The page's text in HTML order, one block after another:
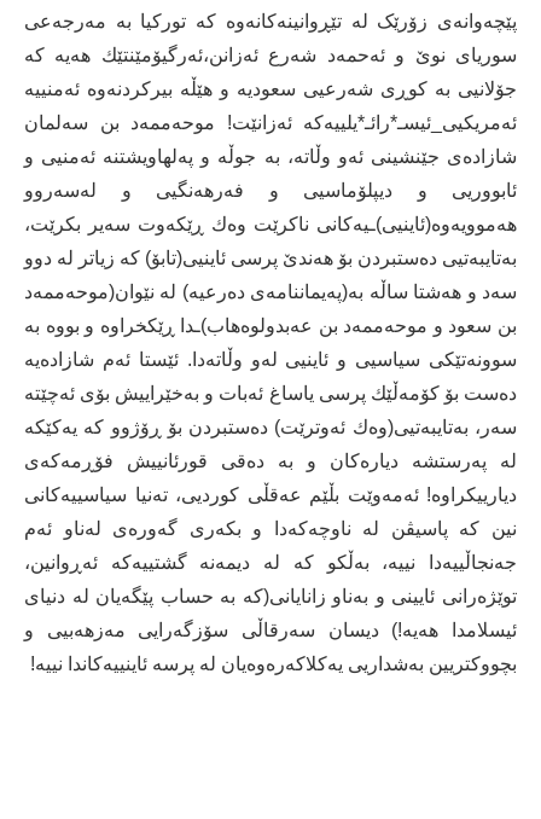
پێچەوانەی زۆرێک لە تێڕوانینەکانەوە کە تورکیا بە مەرجەعی
سوریای نوێ و ئەحمەد شەرع ئەزانن،ئەرگیۆمێنتێك هەیە کە
جۆلانیی بە کوڕی شەرعیی سعودیە و هێڵە بیرکردنەوە ئەمنییە
ئەمریکیی_ئیسـ*رائـ*یلییەکە ئەزانێت! موحەممەد بن سەلمان
شازادەی جێنشینی ئەو وڵاتە، بە جوڵە و پەلهاویشتنە ئەمنیی و
ئابووریی و دیپلۆماسیی و فەرهەنگیی و لەسەروو
هەموویەوە(ئاینیی)ـیەکانی ناکرێت وەك ڕێکەوت سەیر بکرێت،
بەتایبەتیی دەستبردن بۆ هەندێ پرسی ئاینیی(تابۆ) کە زیاتر لە دوو
سەد و هەشتا ساڵە بە(پەیماننامەی دەرعیە) لە نێوان(موحەممەد
بن سعود و موحەممەد بن عەبدولوەهاب)ـدا ڕێکخراوە و بووە بە
سوونەتێکی سیاسیی و ئاینیی لەو وڵاتەدا. ئێستا ئەم شازادەیە
دەست بۆ کۆمەڵێك پرسی یاساغ ئەبات و بەخێراییش بۆی ئەچێتە
سەر، بەتایبەتیی(وەك ئەوترێت) دەستبردن بۆ ڕۆژوو کە یەکێکە
لە پەرستشە دیارەکان و بە دەقی قورئانییش فۆڕمەکەی
دیارییکراوە! ئەمەوێت بڵێم عەقڵی کوردیی، تەنیا سیاسییەکانی
نین کە پاسیڤن لە ناوچەکەدا و بکەری گەورەی لەناو ئەم
جەنجاڵییەدا نییە، بەڵکو کە لە دیمەنە گشتییەکە ئەڕوانین،
توێژەرانی ئایینی و بەناو زانایانی(کە بە حساب پێگەیان لە دنیای
ئیسلامدا هەیە!) دیسان سەرقاڵی سۆزگەرایی مەزهەبیی و
بچووکتریین بەشداریی یەکلاکەرەوەیان لە پرسە ئاینییەکاندا نییە!